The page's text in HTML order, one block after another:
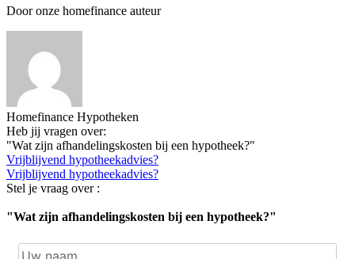
Door onze homefinance auteur
Homefinance Hypotheken
Heb jij vragen over:
"Wat zijn afhandelingskosten bij een hypotheek?"
Vrijblijvend hypotheekadvies?
Vrijblijvend hypotheekadvies?
Stel je vraag over :
"Wat zijn afhandelingskosten bij een hypotheek?"